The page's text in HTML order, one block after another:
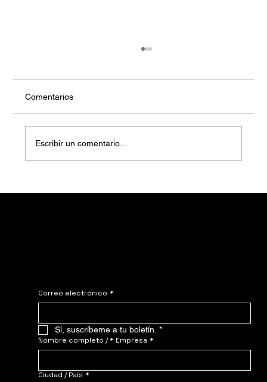
Correo electrónico *
Sí, suscríbeme a tu boletín. *
Nombre completo / * Empresa *
Ciudad / País *
Comentarios
Escribir un comentario...